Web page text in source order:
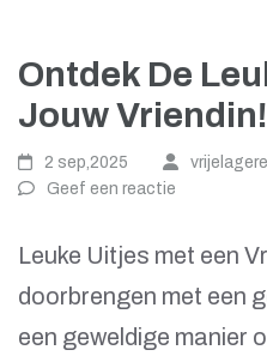
Ontdek De
Jouw Vriendin!
2 sep,2025
Geef een reactie
Leuke Uitjes met een
doorbrengen met een
een geweldige manier